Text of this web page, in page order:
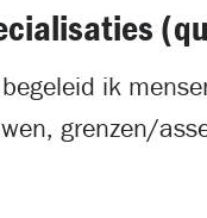
ik
grenzen/